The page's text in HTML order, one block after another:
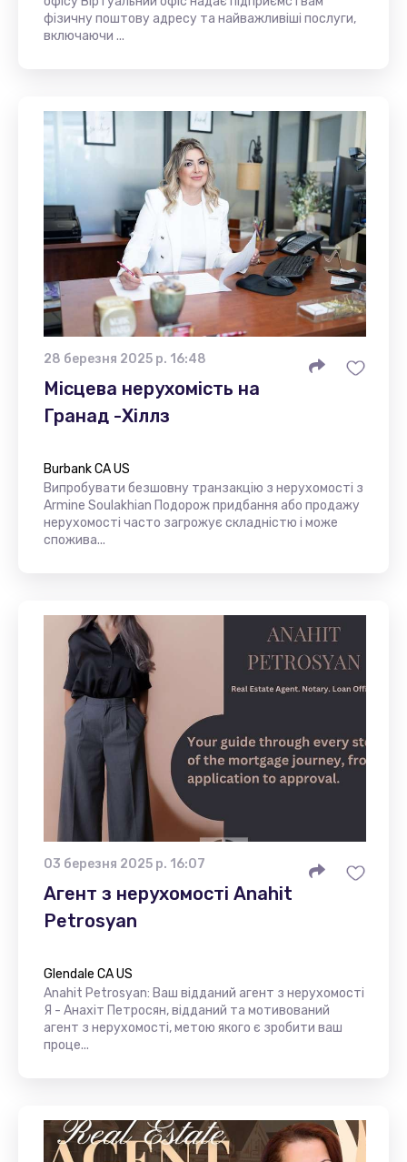
фізичну поштову адресу та найважливіші послуги,
включаючи ...
28 березня 2025 р. 16:48
Місцева нерухомість на
Гранад -Хіллз
Burbank CA US
Випробувати безшовну транзакцію з нерухомості з
Armine Soulakhian Подорож придбання або продажу
нерухомості часто загрожує складністю і може
спожива...
03 березня 2025 р. 16:07
Агент з нерухомості Anahit
Petrosyan
Glendale CA US
Anahit Petrosyan: Ваш відданий агент з нерухомості
Я - Анахіт Петросян, відданий та мотивований
агент з нерухомості, метою якого є зробити ваш
проце...